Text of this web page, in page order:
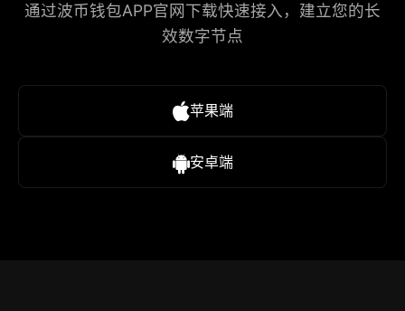
通过波币钱包APP官网下载快速接入，建立您的长
效数字节点
苹果端
安卓端